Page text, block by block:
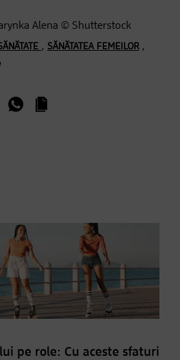
Alena © Shutterstock
, SĂNĂTATEA FEMEILOR,
pe role: Cu aceste sfaturi